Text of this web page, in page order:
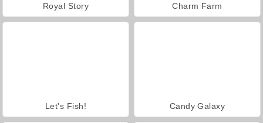
Royal Story Charm Farm
Let's Fish! Candy Galaxy